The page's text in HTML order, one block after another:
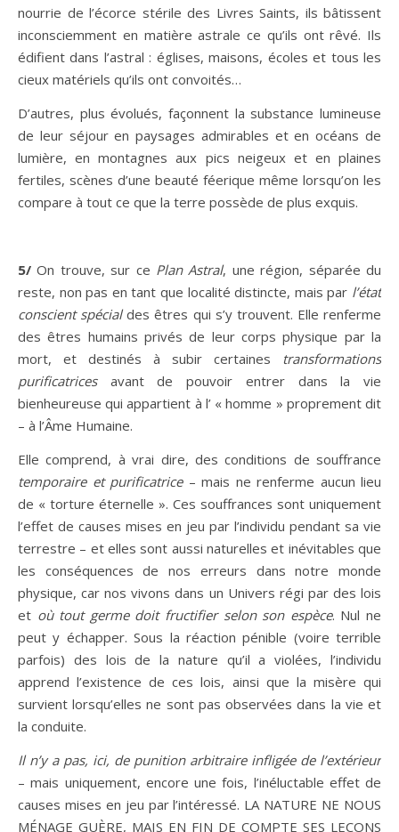
nourrie de l’écorce stérile des Livres Saints, ils bâtissent
inconsciemment en matière astrale ce qu’ils ont rêvé. Ils
édifient dans l’astral : églises, maisons, écoles et tous les
cieux matériels qu’ils ont convoités…
D’autres, plus évolués, façonnent la substance lumineuse
de leur séjour en paysages admirables et en océans de
lumière, en montagnes aux pics neigeux et en plaines
fertiles, scènes d’une beauté féerique même lorsqu’on les
compare à tout ce que la terre possède de plus exquis.
5/ On trouve, sur ce Plan Astral, une région, séparée du
reste, non pas en tant que localité distincte, mais par l’état
conscient spécialdes êtres qui s’y trouvent. Elle renferme
des êtres humains privés de leur corps physique par la
mort, et destinés à subir certaines transformations
purificatricesavant de pouvoir entrer dans la vie
bienheureuse qui appartient à l’ « homme » proprement dit
– à l’Âme Humaine.
Elle comprend, à vrai dire, des conditions de souffrance
temporaire et purificatrice– mais ne renferme aucun lieu
de « torture éternelle ». Ces souffrances sont uniquement
l’effet de causes mises en jeu par l’individu pendant sa vie
terrestre – et elles sont aussi naturelles et inévitables que
les conséquences de nos erreurs dans notre monde
physique, car nos vivons dans un Univers régi par des lois
et où tout germe doit fructifier selon son espèce. Nul ne
peut y échapper. Sous la réaction pénible (voire terrible
parfois) des lois de la nature qu’il a violées, l’individu
apprend l’existence de ces lois, ainsi que la misère qui
survient lorsqu’elles ne sont pas observées dans la vie et
la conduite.
Il n’y a pas, ici, de punition arbitraire infligée de l’extérieur
– mais uniquement, encore une fois, l’inéluctable effet de
causes mises en jeu par l’intéressé. LA NATURE NE NOUS
MÉNAGE GUÈRE, MAIS EN FIN DE COMPTE SES LEÇONS